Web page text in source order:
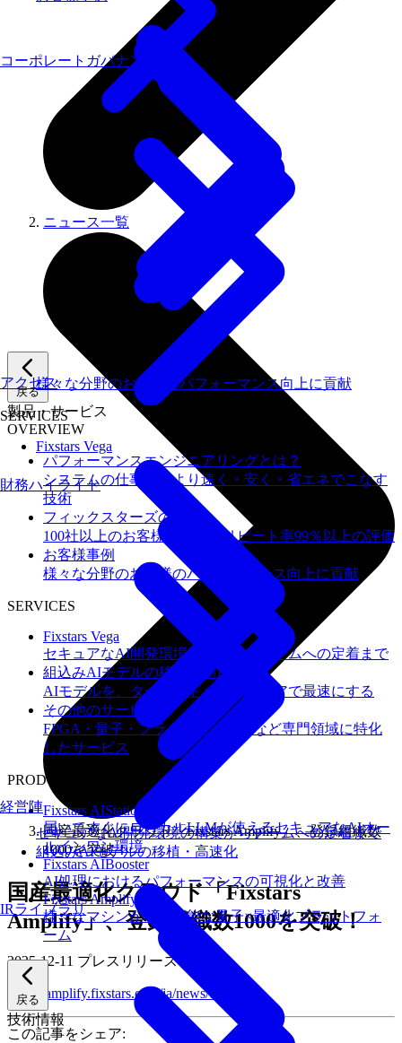
戻る
製品・サービス
OVERVIEW
パフォーマンスエンジニアリングとは？
システムの仕事を、より速く・安く・省エネでこなす
技術
フィックスターズの​強み
100社以上のお客様を支援しリピート率99％以上の評価
お客様事例
様々な分野のお客様のパフォーマンス向上に貢献
SERVICES
Fixstars Vega
セキュアなAI開発環境の構築からチームへの定着まで
組込みAIモデルの移植・高速化
AIモデルを、ターゲットハードウェアで最速にする
その他のサービス
FPGA・量子・フラッシュメモリなど専門領域に特化
したサービス
PRODUCTS
Fixstars AIStation
届いてすぐにローカルLLMが使えるセキュアなAIオー
ルインワン環境
Fixstars AIBooster
AI処理におけるパフォーマンスの可視化と改善
Fixstars Amplify
様々なマシンが利用可能な量子×最適化プラットフォ
ーム
戻る
技術情報
アクセス
経営陣
様々な分野のお客様のパフォーマンス向上に貢献
SERVICES
Fixstars Vega
セキュアなAI開発環境の構築からチームへの定着まで
組込みAIモデルの移植・高速化
コーポレートガバナンス
財務ハイライト
IRライブラリ
ニュース一覧
国産最適化クラウド「Fixstars Amplify」、登録組織数
1000を突破！
国産最適化クラウド「Fixstars
Amplify」、登録組織数1000を突破！
2025-12-11 プレスリリース
https://amplify.fixstars.com/ja/news/1128/
この記事をシェア: